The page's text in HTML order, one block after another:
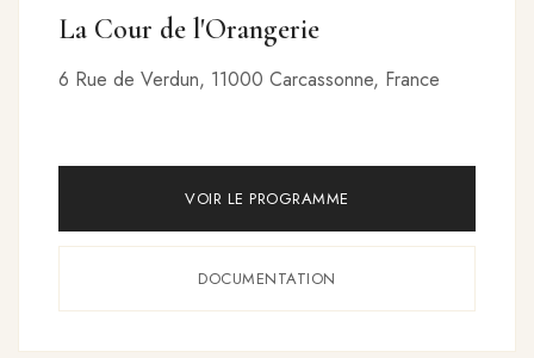
Marquise
53 Rue Turenne, 10000 Troyes, France
VOIR LE PROGRAMME
DOCUMENTATION